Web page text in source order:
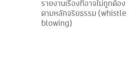
รายงานเรื่องที่อาจไม่ถูกต้อง
ตามหลักจริยธรรม (whistle
blowing)